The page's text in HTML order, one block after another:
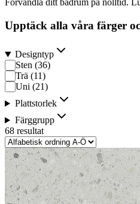
Upptäck alla våra färger
Designtyp
Sten (36)
Trä (11)
Uni (21)
Plattstorlek
Färggrupp
68 resultat